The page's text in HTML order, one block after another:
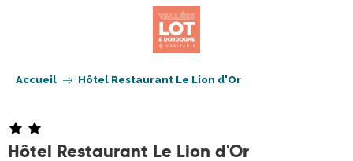
Accueil Hôtel Restaurant Le Lion d'Or
Hôtel Restaurant Le Lion d'Or